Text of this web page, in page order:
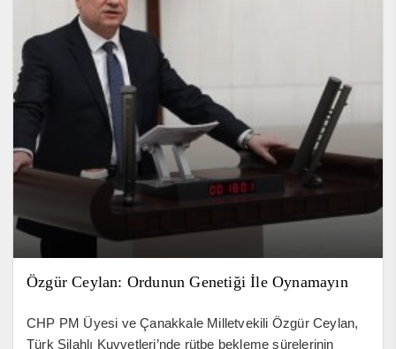
Özgür Ceylan: Ordunun Genetiği İle Oynamayın
CHP PM Üyesi ve Çanakkale Milletvekili Özgür Ceylan,
Türk Silahlı Kuvvetleri’nde rütbe bekleme sürelerinin